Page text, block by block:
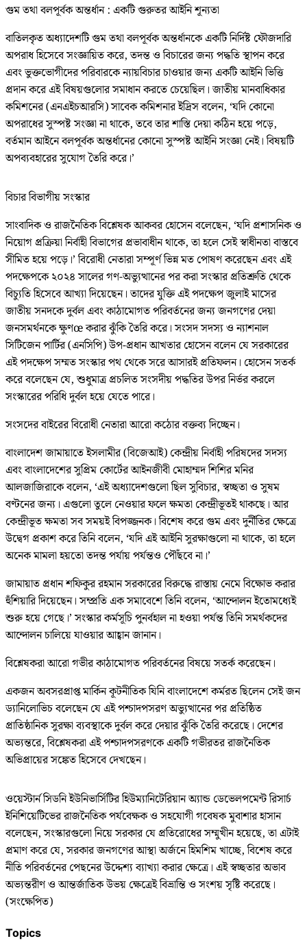
গুম তথা বলপূর্বক অন্তর্ধান : একটি গুরুতর আইনি শূন্যতা
বাতিলকৃত অধ্যাদেশটি গুম তথা বলপূর্বক অন্তর্ধানকে একটি নির্দিষ্ট ফৌজদারি
অপরাধ হিসেবে সংজ্ঞায়িত করে, তদন্ত ও বিচারের জন্য পদ্ধতি স্থাপন করে
এবং ভুক্তভোগীদের পরিবারকে ন্যায়বিচার চাওয়ার জন্য একটি আইনি ভিত্তি
প্রদান করে এই বিষয়গুলোর সমাধান করতে চেয়েছিল। জাতীয় মানবাধিকার
কমিশনের (এনএইচআরসি) সাবেক কমিশনার ইদ্রিস বলেন, ‘যদি কোনো
অপরাধের সুস্পষ্ট সংজ্ঞা না থাকে, তবে তার শাস্তি দেয়া কঠিন হয়ে পড়ে,
বর্তমান আইনে বলপূর্বক অন্তর্ধানের কোনো সুস্পষ্ট আইনি সংজ্ঞা নেই। বিষয়টি
অপব্যবহারের সুযোগ তৈরি করে।’
বিচার বিভাগীয় সংস্কার
সাংবাদিক ও রাজনৈতিক বিশ্লেষক আকবর হোসেন বলেছেন, ‘যদি প্রশাসনিক ও
নিয়োগ প্রক্রিয়া নির্বাহী বিভাগের প্রভাবাধীন থাকে, তা হলে সেই স্বাধীনতা বাস্তবে
সীমিত হয়ে পড়ে।’ বিরোধী নেতারা সম্পূর্ণ ভিন্ন মত পোষণ করেছেন এবং এই
পদক্ষেপকে ২০২৪ সালের গণ-অভ্যুত্থানের পর করা সংস্কার প্রতিশ্রুতি থেকে
বিচ্যুতি হিসেবে আখ্যা দিয়েছেন। তাদের যুক্তি এই পদক্ষেপ জুলাই মাসের
জাতীয় সনদকে দুর্বল এবং কাঠামোগত পরিবর্তনের জন্য জনগণের দেয়া
জনসমর্থনকে ক্ষুণœ করার ঝুঁকি তৈরি করে। সংসদ সদস্য ও ন্যাশনাল
সিটিজেন পার্টির (এনসিপি) উপ-প্রধান আখতার হোসেন বলেন যে সরকারের
এই পদক্ষেপ সম্মত সংস্কার পথ থেকে সরে আসারই প্রতিফলন। হোসেন সতর্ক
করে বলেছেন যে, শুধুমাত্র প্রচলিত সংসদীয় পদ্ধতির উপর নির্ভর করলে
সংস্কারের পরিধি দুর্বল হয়ে যেতে পারে।
সংসদের বাইরের বিরোধী নেতারা আরো কঠোর বক্তব্য দিচ্ছেন।
বাংলাদেশ জামায়াতে ইসলামীর (বিজেআই) কেন্দ্রীয় নির্বাহী পরিষদের সদস্য
এবং বাংলাদেশের সুপ্রিম কোর্টের আইনজীবী মোহাম্মদ শিশির মনির
আলজাজিরাকে বলেন, ‘এই অধ্যাদেশগুলো ছিল সুবিচার, স্বচ্ছতা ও সুষম
বণ্টনের জন্য। এগুলো তুলে নেওয়ার ফলে ক্ষমতা কেন্দ্রীভূতই থাকছে। আর
কেন্দ্রীভূত ক্ষমতা সব সময়ই বিপজ্জনক। বিশেষ করে গুম এবং দুর্নীতির ক্ষেত্রে
উদ্বেগ প্রকাশ করে তিনি বলেন, ‘যদি এই আইনি সুরক্ষাগুলো না থাকে, তা হলে
অনেক মামলা হয়তো তদন্ত পর্যায় পর্যন্তও পৌঁছবে না।’
জামায়াত প্রধান শফিকুর রহমান সরকারের বিরুদ্ধে রাস্তায় নেমে বিক্ষোভ করার
হুঁশিয়ারি দিয়েছেন। সম্প্রতি এক সমাবেশে তিনি বলেন, ‘আন্দোলন ইতোমধ্যেই
শুরু হয়ে গেছে।’ সংস্কার কর্মসূচি পুনর্বহাল না হওয়া পর্যন্ত তিনি সমর্থকদের
আন্দোলন চালিয়ে যাওয়ার আহ্বান জানান।
বিশ্লেষকরা আরো গভীর কাঠামোগত পরিবর্তনের বিষয়ে সতর্ক করেছেন।
একজন অবসরপ্রাপ্ত মার্কিন কূটনীতিক যিনি বাংলাদেশে কর্মরত ছিলেন সেই জন
ড্যানিলোভিচ বলেছেন যে এই পশ্চাদপসরণ অভ্যুত্থানের পর প্রতিষ্ঠিত
প্রাতিষ্ঠানিক সুরক্ষা ব্যবস্থাকে দুর্বল করে দেয়ার ঝুঁকি তৈরি করেছে। দেশের
অভ্যন্তরে, বিশ্লেষকরা এই পশ্চাদপসরণকে একটি গভীরতর রাজনৈতিক
অভিপ্রায়ের সঙ্কেত হিসেবে দেখছেন।
ওয়েস্টার্ন সিডনি ইউনিভার্সিটির হিউম্যানিটেরিয়ান অ্যান্ড ডেভেলপমেন্ট রিসার্চ
ইনিশিয়েটিভের রাজনৈতিক পর্যবেক্ষক ও সহযোগী গবেষক মুবাশার হাসান
বলেছেন, সংস্কারগুলো নিয়ে সরকার যে প্রতিরোধের সম্মুখীন হয়েছে, তা এটাই
প্রমাণ করে যে, সরকার জনগণের আস্থা অর্জনে হিমশিম খাচ্ছে, বিশেষ করে
নীতি পরিবর্তনের পেছনের উদ্দেশ্য ব্যাখ্যা করার ক্ষেত্রে। এই স্বচ্ছতার অভাব
অভ্যন্তরীণ ও আন্তর্জাতিক উভয় ক্ষেত্রেই বিভ্রান্তি ও সংশয় সৃষ্টি করেছে।
(সংক্ষেপিত)
Topics